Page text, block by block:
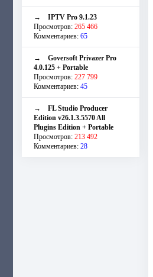
→ IPTV Pro 9.1.23
Просмотров: 265 466
Комментариев: 65
→ Goversoft Privazer Pro
4.0.125 + Portable
Просмотров: 227 799
Комментариев: 45
→ FL Studio Producer
Edition v26.1.3.5570 All
Plugins Edition + Portable
Просмотров: 213 492
Комментариев: 28